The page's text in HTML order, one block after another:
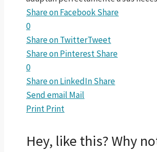
Share on FacebookShare
0
Share on TwitterTweet
Share on PinterestShare
0
Share on LinkedInShare
Send email Mail
PrintPrint
Hey, like this? Why